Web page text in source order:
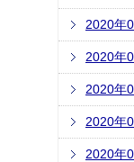
2020年
2020年
2020年
2020年
2020年